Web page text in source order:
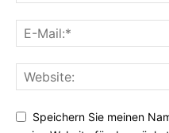
Speichern Sie meinen